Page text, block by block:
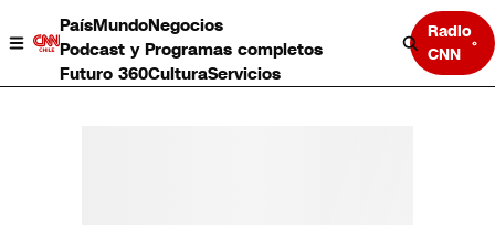
PaísMundoNegocios
Podcast y Programas completos
Futuro 360CulturaServicios
Radio
CNN